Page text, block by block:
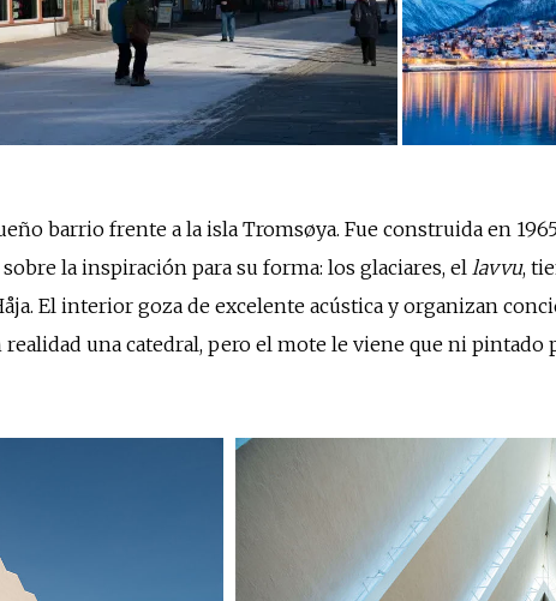
barrio frente a la isla Tromsøya. Fue construida en
la inspiración para su forma: los glaciares, el lavvu,
El interior goza de excelente acústica y organizan
una catedral, pero el mote le viene que ni pintado